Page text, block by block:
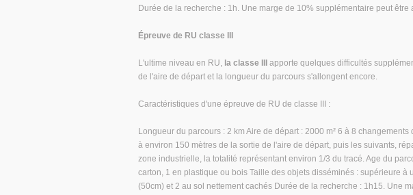
Durée de la recherche : 1h. Une marge de 10% supplémentaire peut être
Épreuve de RU classe III
L'ultime niveau en RU, la classe III
apporte quelques difficultés
de l'aire de départ et la longueur du parcours s'allongent encore.
Caractéristiques d'une épreuve de RU de classe III :
Longueur du parcours : 2 km Aire de départ : 2000 m² 6 à 8
à environ 150 mètres de la sortie de l'aire de départ, puis les suivants,
zone industrielle, la totalité représentant environ 1/3 du tracé. Age du
carton, 1 en plastique ou bois Taille des objets disséminés : supérieure
(50cm) et 2 au sol nettement cachés Durée de la recherche : 1h15. Une